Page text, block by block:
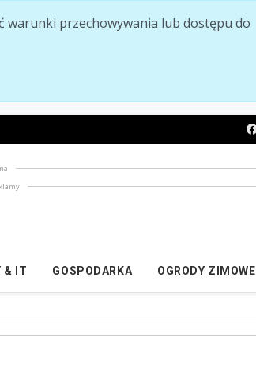
warunki przechowywania lub dostępu do
& IT GOSPODARKA OGRODY ZIMOWE